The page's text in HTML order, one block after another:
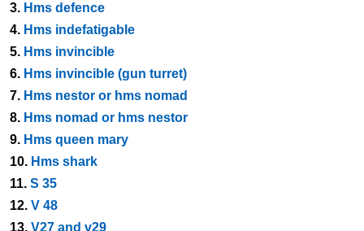
3. Hms defence
4. Hms indefatigable
5. Hms invincible
6. Hms invincible (gun turret)
7. Hms nestor or hms nomad
8. Hms nomad or hms nestor
9. Hms queen mary
10. Hms shark
11. S 35
12. V 48
13. V27 and v29